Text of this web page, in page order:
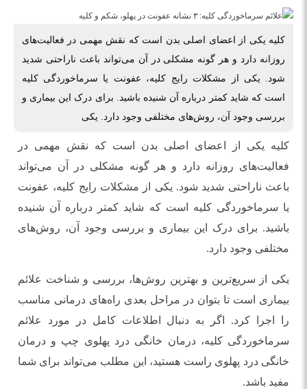
کلیه یکی از اعضای اصلی بدن است که نقش مهمی در فعالیت‌های
روزانه دارد و هر گونه مشکلی در آن می‌تواند باعث ناراحتی شدید
شود. یکی از مشکلات رایج کلیه، عفونت یا سرماخوردگی کلیه
است که شاید کمتر درباره آن شنیده باشید. برای درک این بیماری و
بررسی وجود آن، روش‌های مختلفی وجود دارد. یکی
کلیه یکی از اعضای اصلی بدن است که نقش مهمی در
فعالیت‌های روزانه دارد و هر گونه مشکلی در آن می‌تواند
باعث ناراحتی شدید شود. یکی از مشکلات رایج کلیه، عفونت
یا سرماخوردگی کلیه است که شاید کمتر درباره آن شنیده
باشید. برای درک این بیماری و بررسی وجود آن، روش‌های
مختلفی وجود دارد.
یکی از سریع‌ترین و بهترین روش‌ها، بررسی و شناخت علائم
بیماری است تا بتوان در مراحل بعدی راه‌های درمانی مناسب
را اجرا کرد. اگر به دنبال اطلاعات کامل در مورد علائم
سرماخوردگی کلیه، درمان خانگی درد پهلوی چپ و درمان
خانگی درد پهلوی راست هستید، این مطلب می‌تواند برای شما
مفید باشد.